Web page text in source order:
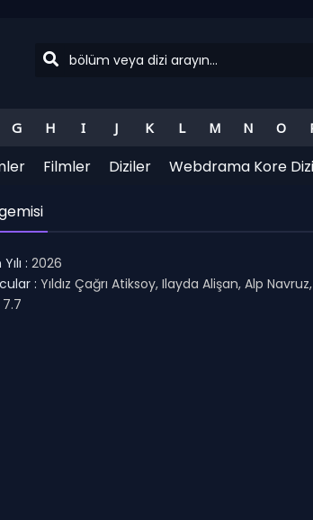
G H I J K L M N O
Filmler Diziler Webdrama Kore
: 2026
: Yıldız Çağrı Atiksoy, Ilayda Alişan, Alp
7.7